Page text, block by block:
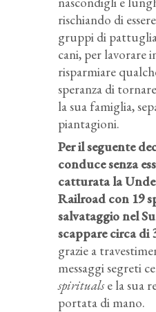
rischiando di
gruppi di
cani, per lavorare
risparmiare
speranza di
la sua famiglia,
piantagioni.
Per il seguente
conduce senza
catturata la
Railroad con 19
salvataggio nel
scappare circa di
grazie a
messaggi segreti
spiritualse la sua
portata di mano.